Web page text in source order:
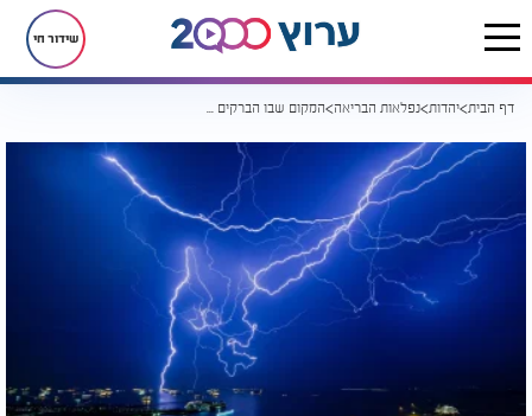
שידור חי
דף הבית יהדות נפלאות הבריאה המקום שבו הברקים לא מפסיקים: תופעת הטבע שמדהימה את העולם